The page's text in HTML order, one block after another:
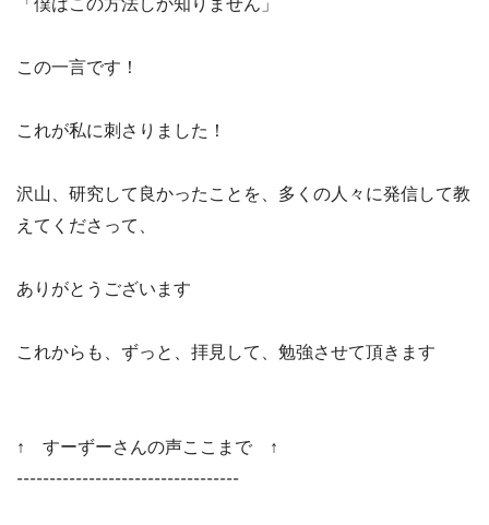
この一言です！
これが私に刺さりました！
沢山、研究して良かったことを、多くの人々に発信して教
えてくださって、
ありがとうございます
これからも、ずっと、拝見して、勉強させて頂きます
↑ すーずーさんの声ここまで ↑
----------------------------------